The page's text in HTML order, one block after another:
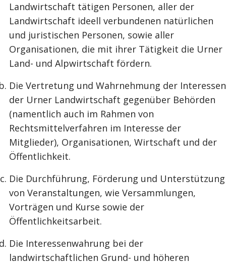
Landwirtschaft tätigen Personen, aller der
Landwirtschaft ideell verbundenen natürlichen
und juristischen Personen, sowie aller
Organisationen, die mit ihrer Tätigkeit die Urner
Land- und Alpwirtschaft fördern.
Die Vertretung und Wahrnehmung der Interessen
der Urner Landwirtschaft gegenüber Behörden
(namentlich auch im Rahmen von
Rechtsmittelverfahren im Interesse der
Mitglieder), Organisationen, Wirtschaft und der
Öffentlichkeit.
Die Durchführung, Förderung und Unterstützung
von Veranstaltungen, wie Versammlungen,
Vorträgen und Kurse sowie der
Öffentlichkeitsarbeit.
Die Interessenwahrung bei der
landwirtschaftlichen Grund- und höheren